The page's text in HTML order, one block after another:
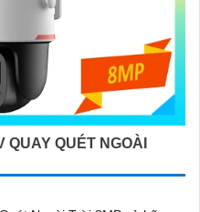
QUÉT NGOÀI